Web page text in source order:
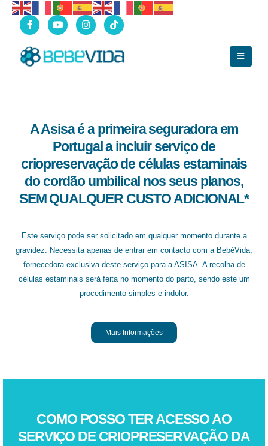
A Asisa é a primeira seguradora em
Portugal a incluir serviço de
criopreservação de células estaminais
do cordão umbilical nos seus planos,
SEM QUALQUER CUSTO ADICIONAL*
Este serviço pode ser solicitado em qualquer momento durante a
gravidez. Necessita apenas de entrar em contacto com a BebéVida,
fornecedora exclusiva deste serviço para a ASISA. A recolha de
células estaminais será feita no momento do parto, sendo este um
procedimento simples e indolor.
Mais Informações
COMO POSSO TER ACESSO AO
SERVIÇO DE CRIOPRESERVAÇÃO DA